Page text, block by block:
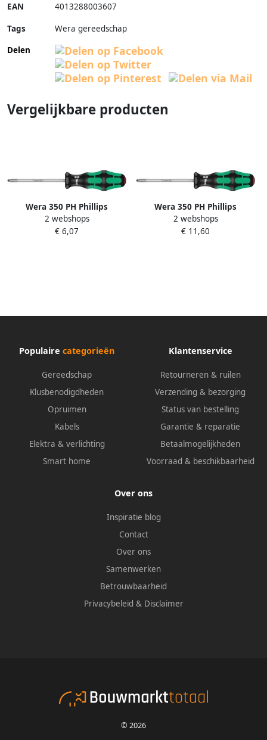
EAN 4013288003607
Tags
Wera gereedschap
Delen
Vergelijkbare producten
Wera 350 PH Phillips
Schroevendraaier PH 0 x 60
mm 1 stuk(s) 05008705001
2 webshops
€ 6,07
Wera 350 PH Phillips
Schroevendraaier PH 2 x 150
mm 1 stuk(s) 05008723001
2 webshops
€ 11,60
Populaire categorieën
Gereedschap
Klusbenodigdheden
Opruimen
Kabels
Elektra & verlichting
Smart home
Klantenservice
Retourneren & ruilen
Verzending & bezorging
Status van bestelling
Garantie & reparatie
Betaalmogelijkheden
Voorraad & beschikbaarheid
Over ons
Inspiratie blog
Contact
Over ons
Samenwerken
Betrouwbaarheid
Privacybeleid & Disclaimer
© 2026